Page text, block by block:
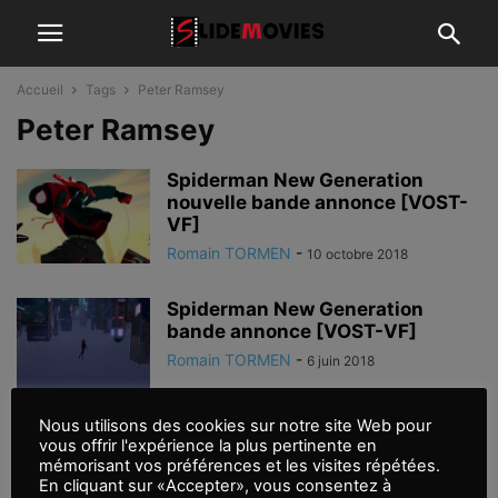
Accueil Tags Peter Ramsey
Peter Ramsey
Spiderman New Generation
nouvelle bande annonce [VOST-
VF]
Romain TORMEN - 10 octobre 2018
Spiderman New Generation
bande annonce [VOST-VF]
Romain TORMEN - 6 juin 2018
Nous utilisons des cookies sur notre site Web pour
vous offrir l'expérience la plus pertinente en
mémorisant vos préférences et les visites répétées.
En cliquant sur «Accepter», vous consentez à